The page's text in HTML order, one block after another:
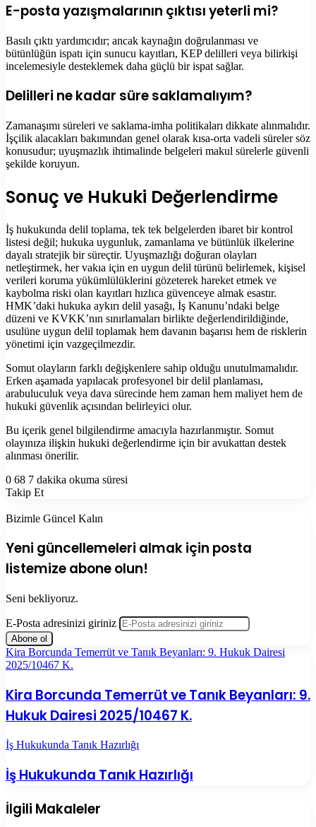
E-posta yazışmalarının çıktısı yeterli mi?
Basılı çıktı yardımcıdır; ancak kaynağın doğrulanması ve
bütünlüğün ispatı için sunucu kayıtları, KEP delilleri veya bilirkişi
incelemesiyle desteklemek daha güçlü bir ispat sağlar.
Delilleri ne kadar süre saklamalıyım?
Zamanaşımı süreleri ve saklama-imha politikaları dikkate alınmalıdır.
İşçilik alacakları bakımından genel olarak kısa-orta vadeli süreler söz
konusudur; uyuşmazlık ihtimalinde belgeleri makul sürelerle güvenli
şekilde koruyun.
Sonuç ve Hukuki Değerlendirme
İş hukukunda delil toplama, tek tek belgelerden ibaret bir kontrol
listesi değil; hukuka uygunluk, zamanlama ve bütünlük ilkelerine
dayalı stratejik bir süreçtir. Uyuşmazlığı doğuran olayları
netleştirmek, her vakıa için en uygun delil türünü belirlemek, kişisel
verileri koruma yükümlülüklerini gözeterek hareket etmek ve
kaybolma riski olan kayıtları hızlıca güvenceye almak esastır.
HMK’daki hukuka aykırı delil yasağı, İş Kanunu’ndaki belge
düzeni ve KVKK’nın sınırlamaları birlikte değerlendirildiğinde,
usulüne uygun delil toplamak hem davanın başarısı hem de risklerin
yönetimi için vazgeçilmezdir.
Somut olayların farklı değişkenlere sahip olduğu unutulmamalıdır.
Erken aşamada yapılacak profesyonel bir delil planlaması,
arabuluculuk veya dava sürecinde hem zaman hem maliyet hem de
hukuki güvenlik açısından belirleyici olur.
Bu içerik genel bilgilendirme amacıyla hazırlanmıştır. Somut
olayınıza ilişkin hukuki değerlendirme için bir avukattan destek
alınması önerilir.
0 68 7 dakika okuma süresi
Takip Et
Bizimle Güncel Kalın
Yeni güncellemeleri almak için posta
listemize abone olun!
Seni bekliyoruz.
E-Posta adresinizi giriniz
Kira Borcunda Temerrüt ve Tanık Beyanları: 9. Hukuk Dairesi
2025/10467 K.
Kira Borcunda Temerrüt ve Tanık Beyanları: 9.
Hukuk Dairesi 2025/10467 K.
İş Hukukunda Tanık Hazırlığı
İş Hukukunda Tanık Hazırlığı
İlgili Makaleler